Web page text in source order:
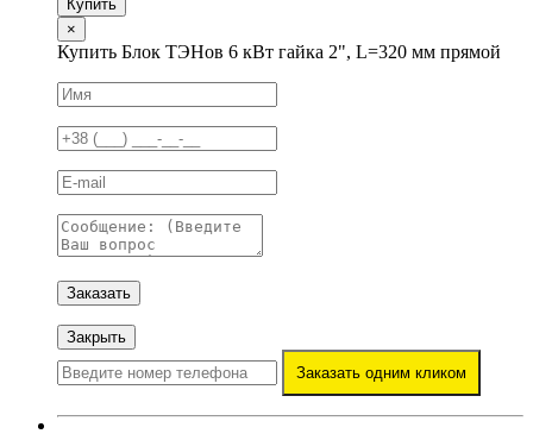
Купить
×
Купить Блок ТЭНов 6 кВт гайка 2", L=320 мм прямой
Заказать
Закрыть
Заказать одним кликом